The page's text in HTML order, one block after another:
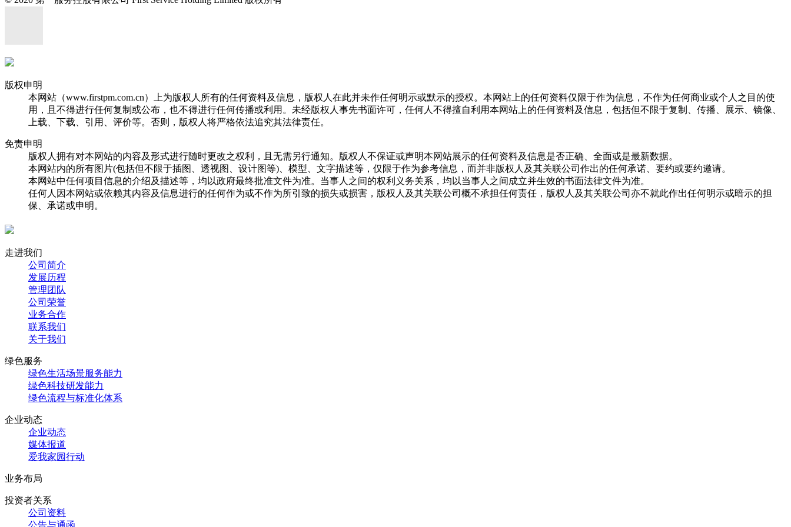
版权申明
本网站（www.firstpm.com.cn）上为版权人所有的任何资料及信息，版权人在此并未作任何明示或默示的授权。本网站上的任何资料仅限于作为信息，不作为任何商业或个人之目的使
用，且不得进行任何复制或公布，也不得进行任何传播或利用。未经版权人事先书面许可，任何人不得擅自利用本网站上的任何资料及信息，包括但不限于复制、传播、展示、镜像、
上载、下载、引用、评价等。否则，版权人将严格依法追究其法律责任。
免责申明
版权人拥有对本网站的内容及形式进行随时更改之权利，且无需另行通知。版权人不保证或声明本网站展示的任何资料及信息是否正确、全面或是最新数据。
本网站内的所有图片(包括但不限于插图、透视图、设计图等)、模型、文字描述等，仅限于作为参考信息，而并非版权人及其关联公司作出的任何承诺、要约或要约邀请。
本网站中任何项目信息的介绍及描述等，均以政府最终批准文件为准。当事人之间的权利义务关系，均以当事人之间成立并生效的书面法律文件为准。
任何人因本网站或依赖其内容及信息进行的任何作为或不作为所引致的损失或损害，版权人及其关联公司概不承担任何责任，版权人及其关联公司亦不就此作出任何明示或暗示的担
保、承诺或申明。
走进我们
公司简介
发展历程
管理团队
公司荣誉
业务合作
联系我们
关于我们
绿色服务
绿色生活场景服务能力
绿色科技研发能力
绿色流程与标准化体系
企业动态
企业动态
媒体报道
爱我家园行动
业务布局
投资者关系
公司资料
公告与通函